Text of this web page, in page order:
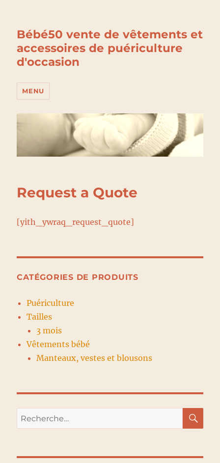
Bébé50 vente de vêtements et
accessoires de puériculture
d'occasion
MENU
Request a Quote
[yith_ywraq_request_quote]
CATÉGORIES DE PRODUITS
Puériculture
Tailles
3 mois
Vêtements bébé
Manteaux, vestes et blousons
Recherche
pour :